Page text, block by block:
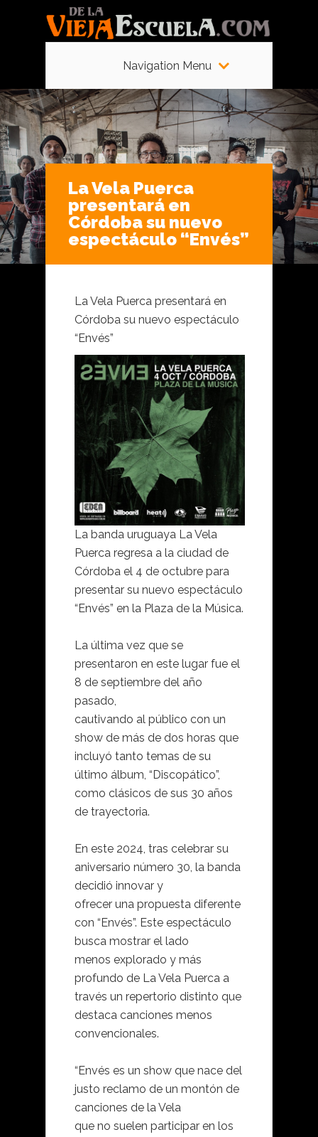
Navigation Menu
La Vela Puerca
presentará en
Córdoba su nuevo
espectáculo “Envés”
La Vela Puerca presentará en
Córdoba su nuevo espectáculo
“Envés”
La banda uruguaya La Vela
Puerca regresa a la ciudad de
Córdoba el 4 de octubre para
presentar su nuevo espectáculo
“Envés” en la Plaza de la Música.
La última vez que se
presentaron en este lugar fue el
8 de septiembre del año
pasado,
cautivando al público con un
show de más de dos horas que
incluyó tanto temas de su
último álbum, “Discopático”,
como clásicos de sus 30 años
de trayectoria.
En este 2024, tras celebrar su
aniversario número 30, la banda
decidió innovar y
ofrecer una propuesta diferente
con “Envés”. Este espectáculo
busca mostrar el lado
menos explorado y más
profundo de La Vela Puerca a
través un repertorio distinto que
destaca canciones menos
convencionales.
“Envés es un show que nace del
justo reclamo de un montón de
canciones de la Vela
que no suelen participar en los